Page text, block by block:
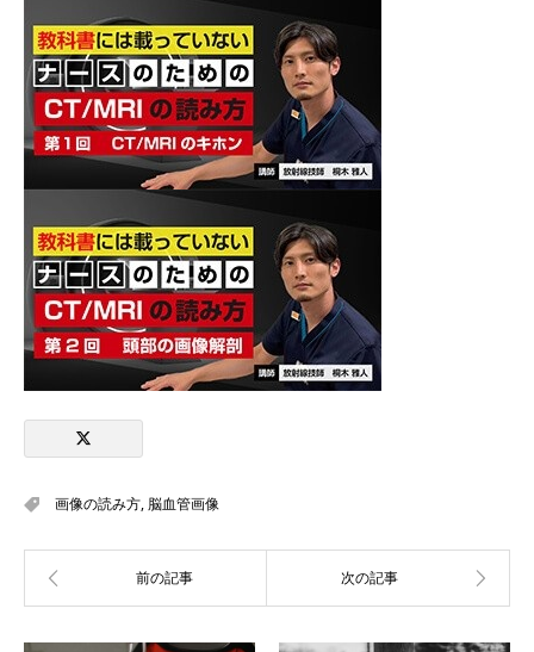
画像の読み方, 脳血管画像